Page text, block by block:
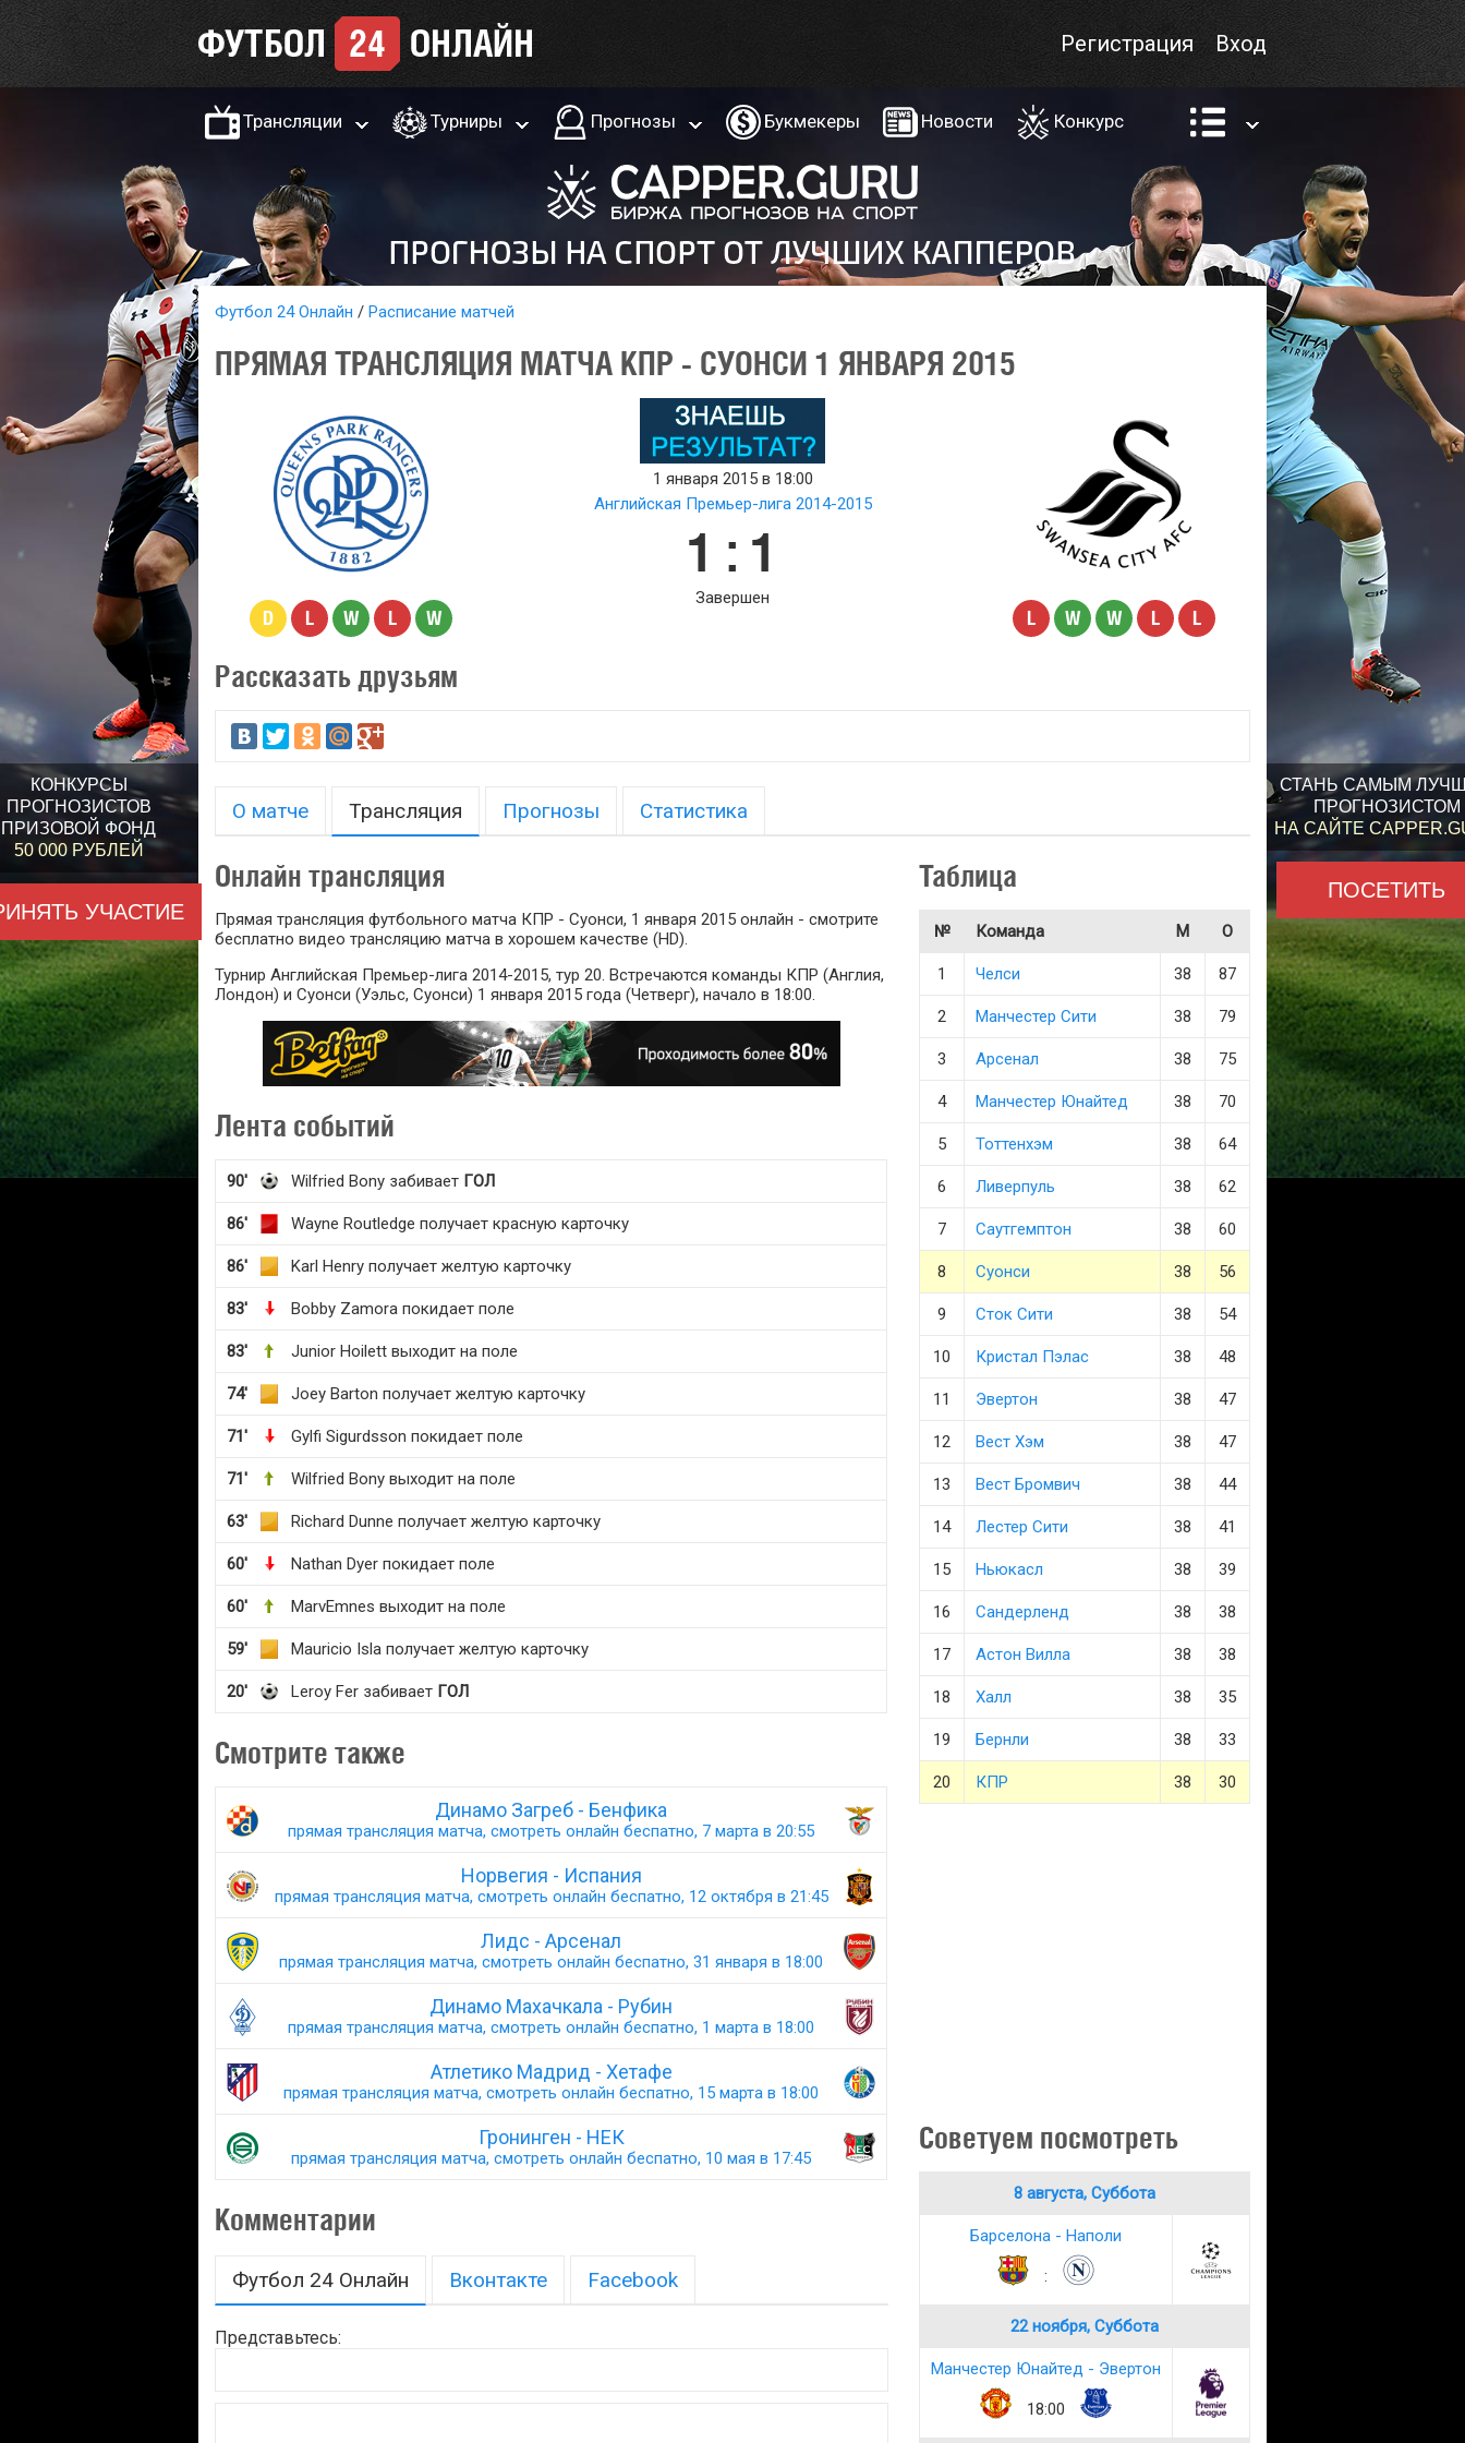
КОНКУРСЫ
ПРОГНОЗИСТОВ
ПРИЗОВОЙ ФОНД
50 000 РУБЛЕЙ
УЧАСТИЕ
СТАНЬ САМЫМ
ПРОГНОЗИСТОМ
НА САЙТЕ
ПОСЕТИТЬ
Вход
Регистрация
Трансляции Турниры Прогнозы Букмекеры Новости Конкурс
Футбол 24 Онлайн Расписание матчей
ПРЯМАЯ ТРАНСЛЯЦИЯ МАТЧА КПР - СУОНСИ 1 ЯНВАРЯ 2015
D L W L W
1 января 2015 в 18:00
Английская Премьер-лига 2014-2015
1 : 1
Завершен
L W W L L
Рассказать друзьям
О матче Трансляция Прогнозы Статистика
Онлайн трансляция
Прямая трансляция футбольного матча КПР - Суонси, 1 января 2015 онлайн - смотрите
бесплатно видео трансляцию матча в хорошем качестве (HD).
Турнир Английская Премьер-лига 2014-2015, тур 20. Встречаются команды КПР (Англия,
Лондон) и Суонси (Уэльс, Суонси) 1 января 2015 года (Четверг), начало в 18:00.
Лента событий
90' Wilfried Bony забивает ГОЛ
86' Wayne Routledge получает красную карточку
86' Karl Henry получает желтую карточку
83' Bobby Zamora покидает поле
83' Junior Hoilett выходит на поле
74' Joey Barton получает желтую карточку
71' Gylfi Sigurdsson покидает поле
71' Wilfried Bony выходит на поле
63' Richard Dunne получает желтую карточку
60' Nathan Dyer покидает поле
60' MarvEmnes выходит на поле
59' Mauricio Isla получает желтую карточку
20' Leroy Fer забивает ГОЛ
Смотрите также
Динамо Загреб - Бенфика
прямая трансляция матча, смотреть онлайн беспатно, 7 марта в 20:55
Норвегия - Испания
прямая трансляция матча, смотреть онлайн беспатно, 12 октября в 21:45
Лидс - Арсенал
прямая трансляция матча, смотреть онлайн беспатно, 31 января в 18:00
Динамо Махачкала - Рубин
прямая трансляция матча, смотреть онлайн беспатно, 1 марта в 18:00
Атлетико Мадрид - Хетафе
прямая трансляция матча, смотреть онлайн беспатно, 15 марта в 18:00
Гронинген - НЕК
прямая трансляция матча, смотреть онлайн беспатно, 10 мая в 17:45
Комментарии
Футбол 24 Онлайн Вконтакте Facebook
Представьтесь:
Таблица
№ Команда М О
1 Челси 38 87
2 Манчестер Сити 38 79
3 Арсенал 38 75
4 Манчестер Юнайтед 38 70
5 Тоттенхэм 38 64
6 Ливерпуль 38 62
7 Саутгемптон 38 60
8 Суонси 38 56
9 Сток Сити 38 54
10 Кристал Пэлас 38 48
11 Эвертон 38 47
12 Вест Хэм 38 47
13 Вест Бромвич 38 44
14 Лестер Сити 38 41
15 Ньюкасл 38 39
16 Сандерленд 38 38
17 Астон Вилла 38 38
18 Халл 38 35
19 Бернли 38 33
20 КПР 38 30
Советуем посмотреть
8 августа, Суббота
Барселона - Наполи
:
22 ноября, Суббота
Манчестер Юнайтед - Эвертон
18:00